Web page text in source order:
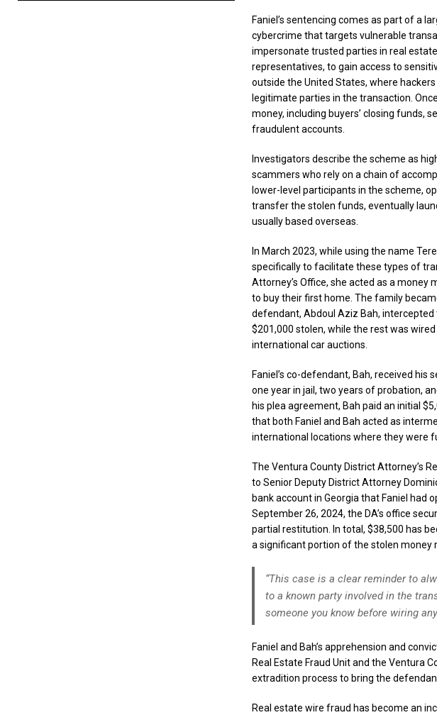
Faniel’s sentencing comes as part of a
cybercrime that targets vulnerable
impersonate trusted parties in real
representatives, to gain access to
outside the United States, where
legitimate parties in the transaction.
money, including buyers’ closing funds,
fraudulent accounts.
Investigators describe the scheme as
scammers who rely on a chain of
lower-level participants in the scheme,
transfer the stolen funds, eventually
usually based overseas.
In March 2023, while using the name
specifically to facilitate these types of
Attorney’s Office, she acted as a
to buy their first home. The family
defendant, Abdoul Aziz Bah,
$201,000 stolen, while the rest was
international car auctions.
Faniel’s co-defendant, Bah, received
one year in jail, two years of probation,
his plea agreement, Bah paid an initial
that both Faniel and Bah acted as
international locations where they were
The Ventura County District Attorney’s
to Senior Deputy District Attorney
bank account in Georgia that Faniel had
September 26, 2024, the DA’s office
partial restitution. In total, $38,500 has
a significant portion of the stolen money
“This case is a clear reminder to
to a known party involved in the
someone you know before wiring
Faniel and Bah’s apprehension and
Real Estate Fraud Unit and the Ventura
extradition process to bring the
Real estate wire fraud has become an